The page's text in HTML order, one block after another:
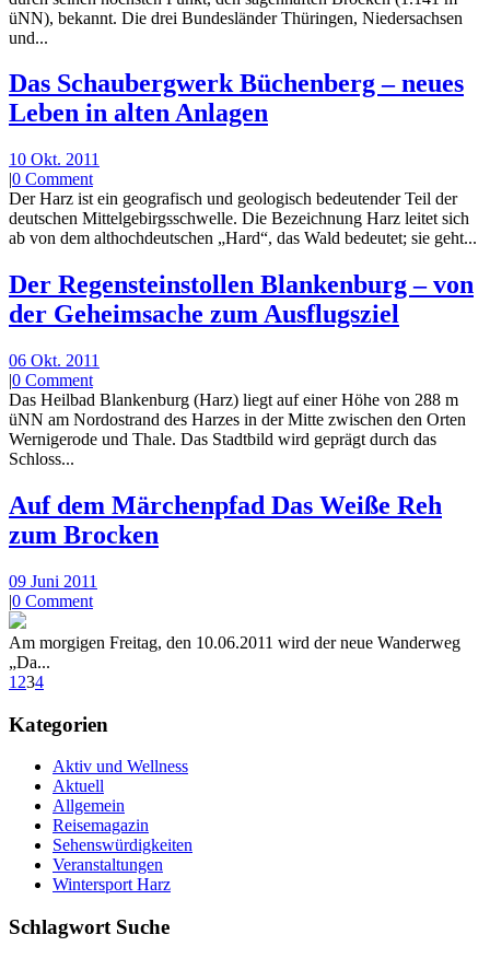
üNN), bekannt. Die drei Bundesländer Thüringen, Niedersachsen
und...
Das Schaubergwerk Büchenberg – neues
Leben in alten Anlagen
10 Okt. 2011
|0 Comment
Der Harz ist ein geografisch und geologisch bedeutender Teil der
deutschen Mittelgebirgsschwelle. Die Bezeichnung Harz leitet sich
ab von dem althochdeutschen „Hard“, das Wald bedeutet; sie geht...
Der Regensteinstollen Blankenburg – von
der Geheimsache zum Ausflugsziel
06 Okt. 2011
|0 Comment
Das Heilbad Blankenburg (Harz) liegt auf einer Höhe von 288 m
üNN am Nordostrand des Harzes in der Mitte zwischen den Orten
Wernigerode und Thale. Das Stadtbild wird geprägt durch das
Schloss...
Auf dem Märchenpfad Das Weiße Reh
zum Brocken
09 Juni 2011
|0 Comment
Am morgigen Freitag, den 10.06.2011 wird der neue Wanderweg
„Da...
1 234
Kategorien
Aktiv und Wellness
Aktuell
Allgemein
Reisemagazin
Sehenswürdigkeiten
Veranstaltungen
Wintersport Harz
Schlagwort Suche